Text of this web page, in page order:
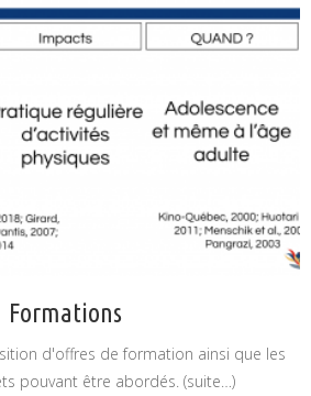
Formations
d'offres de formation ainsi que les
pouvant être abordés. (suite…)